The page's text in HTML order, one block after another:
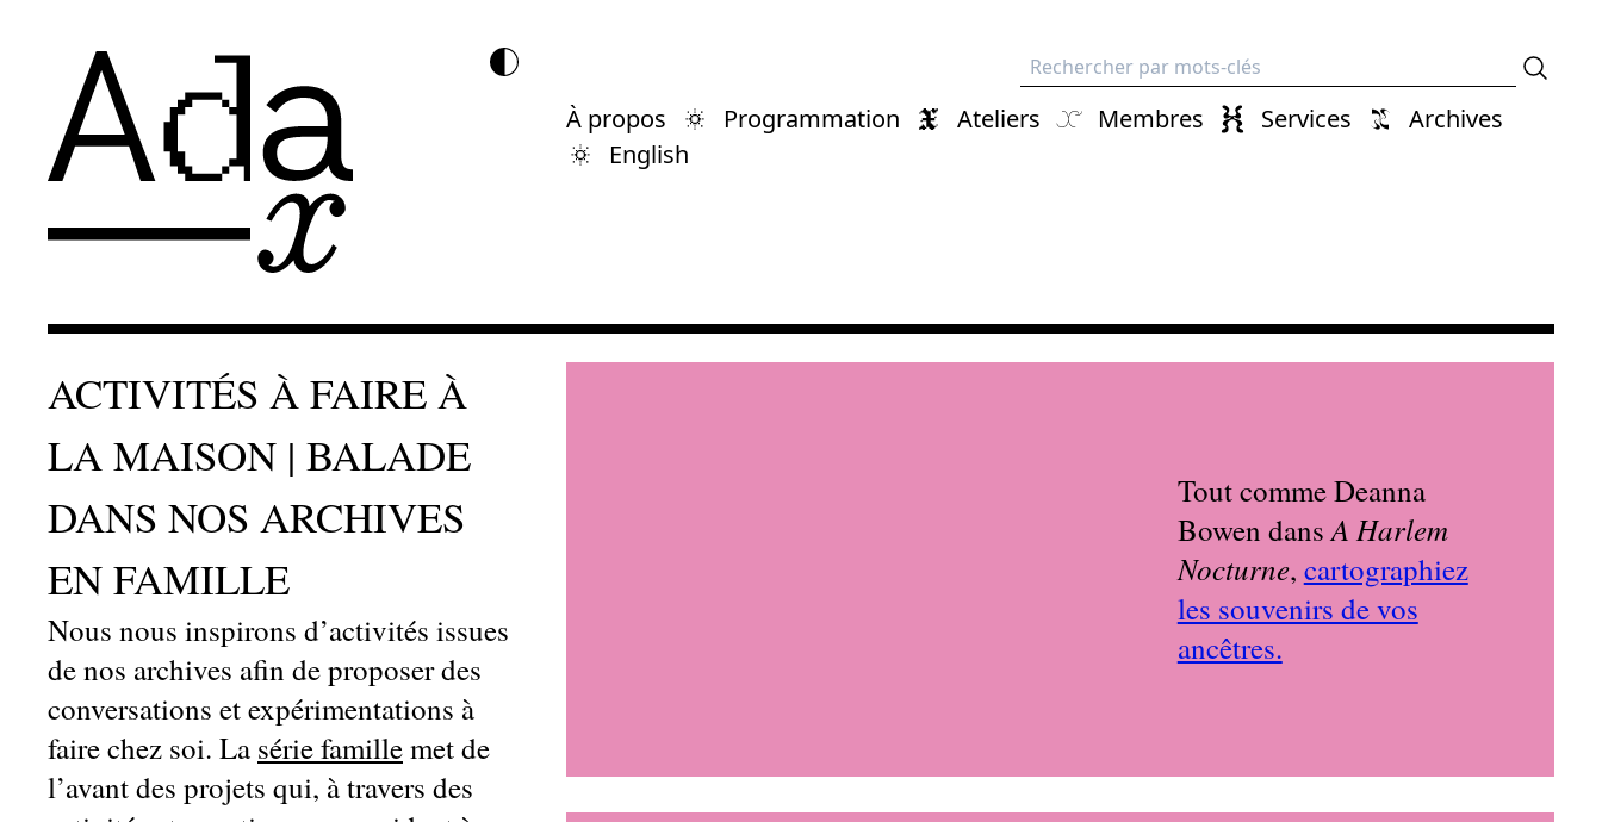
Recherche
À propos Programmation Ateliers Membres Services
Archives
English
ACTIVITÉS À FAIRE À
LA MAISON | BALADE
DANS NOS ARCHIVES
EN FAMILLE
Nous nous inspirons d’activités issues
de nos archives afin de proposer des
conversations et expérimentations à
faire chez soi. La série famillemet de
l’avant des projets qui, à travers des
Tout comme Deanna
Bowen dansA Harlem
Nocturne, cartographiez
les souvenirs de vos
ancêtres.